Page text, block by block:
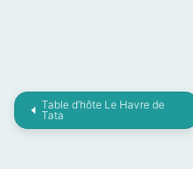
Table d’hôte Le Havre de
Tata